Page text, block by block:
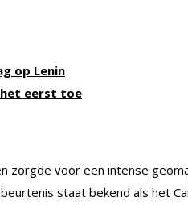
op Lenin
het eerst toe
zorgde voor een intense
staat bekend als het